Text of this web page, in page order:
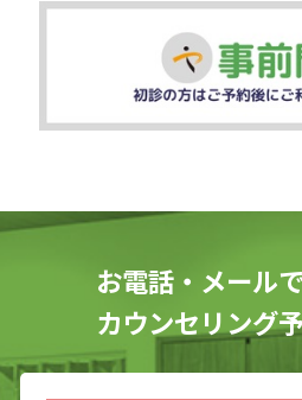
お電話・メール
カウンセリング